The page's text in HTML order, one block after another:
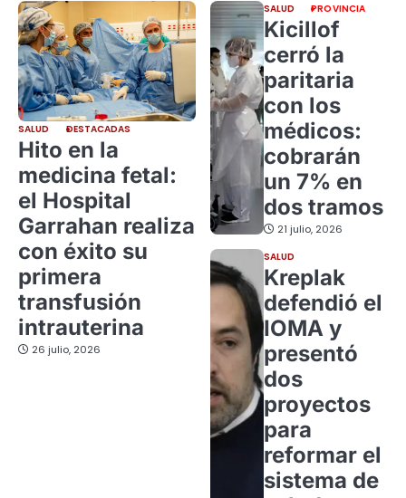
SALUD DESTACADAS
Hito en la
medicina fetal:
el Hospital
Garrahan realiza
con éxito su
primera
transfusión
intrauterina
26 julio, 2026
SALUD PROVINCIA
Kicillof
cerró la
paritaria
con los
médicos:
cobrarán
un 7% en
dos tramos
21 julio, 2026
SALUD
Kreplak
defendió el
IOMA y
presentó
dos
proyectos
para
reformar el
sistema de